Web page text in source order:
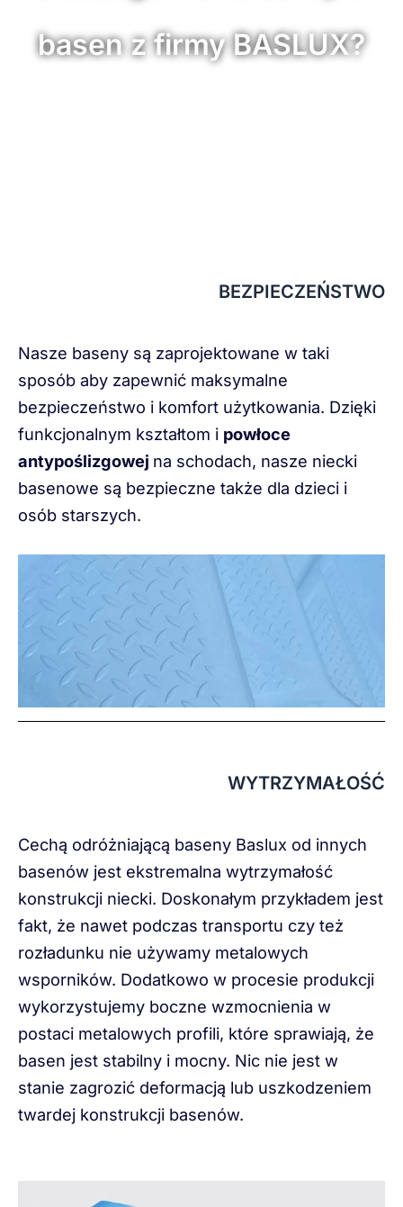
basen z firmy BASLUX?
BEZPIECZEŃSTWO
Nasze baseny są zaprojektowane w taki
sposób aby zapewnić maksymalne
bezpieczeństwo i komfort użytkowania. Dzięki
funkcjonalnym kształtom i powłoce
antypoślizgowej na schodach, nasze niecki
basenowe są bezpieczne także dla dzieci i
osób starszych.
WYTRZYMAŁOŚĆ
Cechą odróżniającą baseny Baslux od innych
basenów jest ekstremalna wytrzymałość
konstrukcji niecki. Doskonałym przykładem jest
fakt, że nawet podczas transportu czy też
rozładunku nie używamy metalowych
wsporników. Dodatkowo w procesie produkcji
wykorzystujemy boczne wzmocnienia w
postaci metalowych profili, które sprawiają, że
basen jest stabilny i mocny. Nic nie jest w
stanie zagrozić deformacją lub uszkodzeniem
twardej konstrukcji basenów.